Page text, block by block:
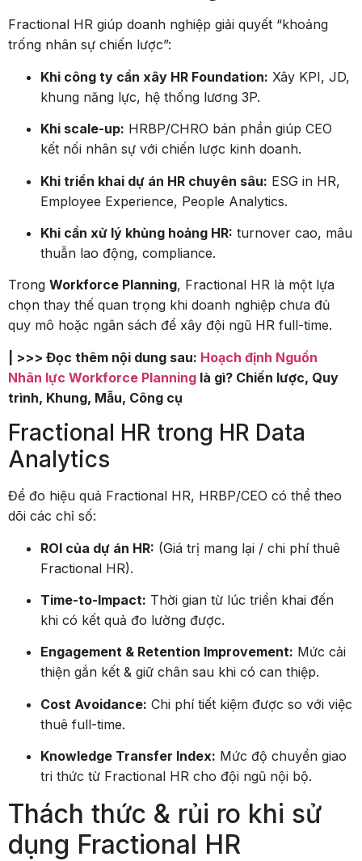
Fractional HR giúp doanh nghiệp giải quyết “khoảng
trống nhân sự chiến lược”:
Khi công ty cần xây HR Foundation: Xây KPI, JD,
khung năng lực, hệ thống lương 3P.
Khi scale-up: HRBP/CHRO bán phần giúp CEO
kết nối nhân sự với chiến lược kinh doanh.
Khi triển khai dự án HR chuyên sâu: ESG in HR,
Employee Experience, People Analytics.
Khi cần xử lý khủng hoảng HR: turnover cao, mâu
thuẫn lao động, compliance.
Trong Workforce Planning, Fractional HR là một lựa
chọn thay thế quan trọng khi doanh nghiệp chưa đủ
quy mô hoặc ngân sách để xây đội ngũ HR full-time.
| >>> Đọc thêm nội dung sau: Hoạch định Nguồn
Nhân lực Workforce Planning là gì? Chiến lược, Quy
trình, Khung, Mẫu, Công cụ
Fractional HR trong HR Data
Analytics
Để đo hiệu quả Fractional HR, HRBP/CEO có thể theo
dõi các chỉ số:
ROI của dự án HR: (Giá trị mang lại / chi phí thuê
Fractional HR).
Time-to-Impact: Thời gian từ lúc triển khai đến
khi có kết quả đo lường được.
Engagement & Retention Improvement: Mức cải
thiện gắn kết & giữ chân sau khi có can thiệp.
Cost Avoidance: Chi phí tiết kiệm được so với việc
thuê full-time.
Knowledge Transfer Index: Mức độ chuyển giao
tri thức từ Fractional HR cho đội ngũ nội bộ.
Thách thức & rủi ro khi sử
dụng Fractional HR